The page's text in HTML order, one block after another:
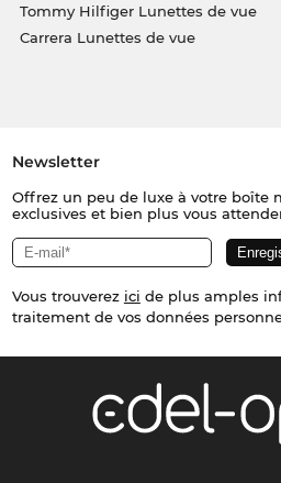
Tommy Hilfiger Lunettes de vue
Carrera Lunettes de vue
Newsletter
Offrez un peu de luxe à votre boîte
exclusives et bien plus vous
Vous trouverez ici de plus amples
traitement de vos données